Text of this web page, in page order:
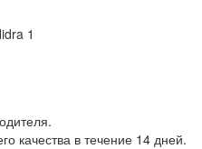
качества в течение 14 дней.